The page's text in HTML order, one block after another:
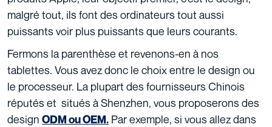
malgré tout, ils font des ordinateurs tout aussi
puissants voir plus puissants que leurs courants.
Fermons la parenthèse et revenons-en à nos
tablettes. Vous avez donc le choix entre le design ou
le processeur. La plupart des fournisseurs Chinois
réputés et situés à Shenzhen, vous proposerons des
design ODM ou OEM. Par exemple, si vous allez dans